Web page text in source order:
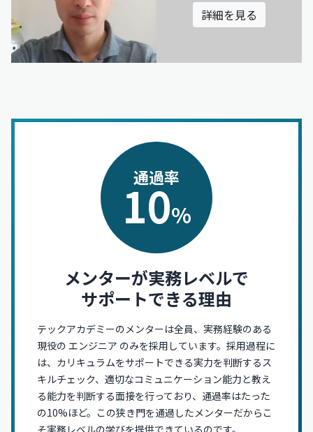
詳細を見る
通過率
10%
メンターが実務レベルで
サポートできる理由
テックアカデミーのメンターは全員、実務経験のある
現役の エンジニア のみを採用しています。採用過程に
は、カリキュラムをサポートできる実力を判断するス
キルチェック、適切なコミュニケーション能力と教え
る能力を判断する面接を行っており、通過率はたった
の10%ほど。この狭き門を通過したメンターだからこ
そ実務レベルの学びを提供できているのです。